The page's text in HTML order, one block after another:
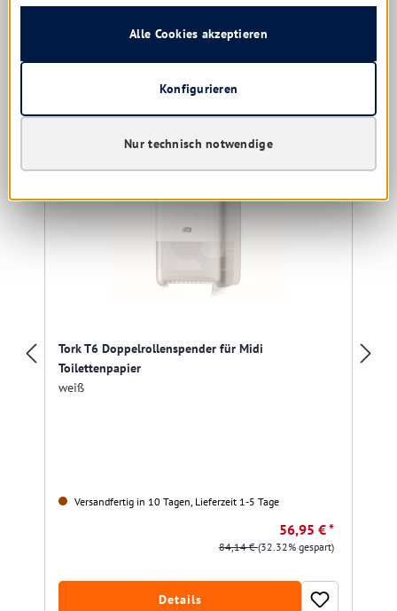
Produktgalerie überspringen
Tork T6 Doppelrollenspender für Midi
Toilettenpapier
weiß
Versandfertig in 10 Tagen, Lieferzeit 1-5 Tage
56,95 € *
84,14 €(32.32% gespart)
Details
Nur technisch notwendige
Konfigurieren
Alle Cookies akzeptieren